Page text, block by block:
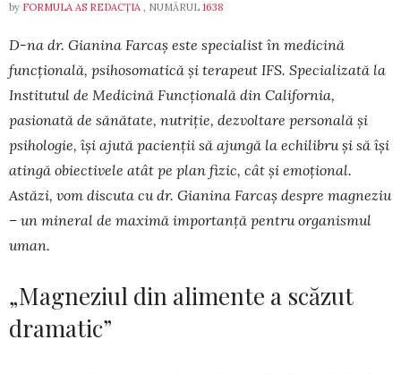
by FORMULA AS REDACȚIA , NUMĂRUL 1638
D-na dr. Gianina Farcaș este specialist în medicină
funcțională, psihosomatică și terapeut IFS. Specializată la
Institutul de Medicină Funcțională din California,
pasionată de sănătate, nutriție, dezvoltare personală și
psihologie, își ajută pacienții să ajungă la echilibru și să își
atingă obiectivele atât pe plan fizic, cât și emoțional.
Astăzi, vom discuta cu dr. Gianina Farcaș despre magneziu
– un mineral de maximă importanță pentru organismul
uman.
„Magneziul din alimente a scăzut
dramatic”